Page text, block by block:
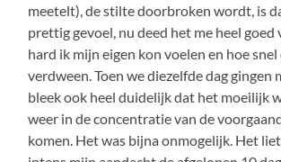
meetelt), de stilte doorbroken wordt, is
prettig gevoel, nu deed het me heel goed
hard ik mijn eigen kon voelen en hoe
verdween. Toen we diezelfde dag gingen
bleek ook heel duidelijk dat het moeilijk
weer in de concentratie van de
komen. Het was bijna onmogelijk. Het